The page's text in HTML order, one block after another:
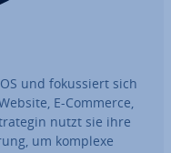
und fo­kus­siert sich
E-Commerce,
nutzt sie ihre
um komplexe